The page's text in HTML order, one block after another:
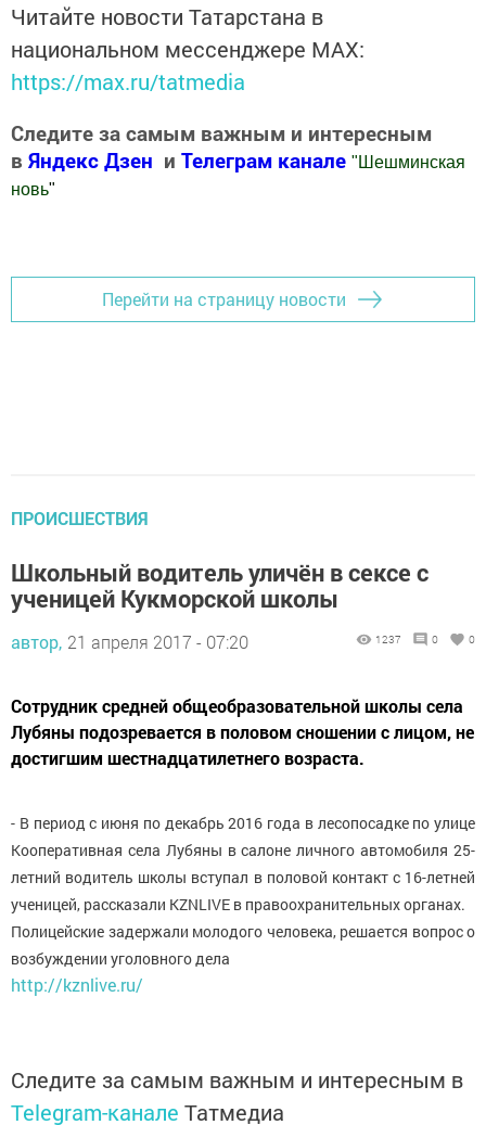
Читайте новости Татарстана в
национальном мессенджере MАХ:
https://max.ru/tatmedia
Следите за самым важным и интересным
в Яндекс Дзен и Телеграм канале " Шешминская
новь"
Перейти на страницу новости
ПРОИСШЕСТВИЯ
Школьный водитель уличён в сексе с
ученицей Кукморской школы
автор, 21 апреля 2017 - 07:20 1237 0 0
Сотрудник средней общеобразовательной школы села
Лубяны подозревается в половом сношении с лицом, не
достигшим шестнадцатилетнего возраста.
- В период с июня по декабрь 2016 года в лесопосадке по улице
Кооперативная села Лубяны в салоне личного автомобиля 25-
летний водитель школы вступал в половой контакт с 16-летней
ученицей, рассказали KZNLIVE в правоохранительных органах.
Полицейские задержали молодого человека, решается вопрос о
возбуждении уголовного дела
http://kznlive.ru/
Следите за самым важным и интересным в
Telegram-канале Татмедиа